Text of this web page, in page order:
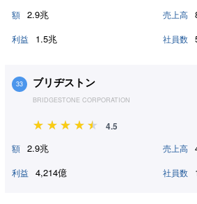
額 2.9兆 売上高
利益 1.5兆 社員数
33 ブリヂストン
BRIDGESTONE CORPORATION
4.5
額 2.9兆 売上高
利益 4,214億 社員数